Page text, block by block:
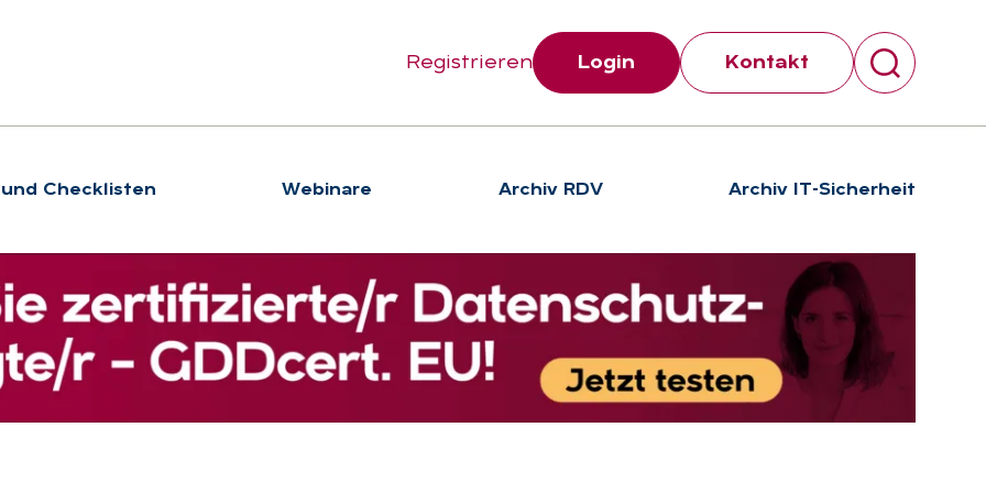
Suchen
Registrieren Login Kontakt
Checklisten We­bi­na­re Archiv RDV Archiv IT-Sicherheit